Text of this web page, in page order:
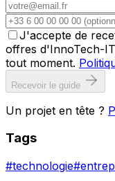
J'accepte de
offres d'InnoTech-
tout moment.
Recevoir le guide
Un projet en tête ?
Tags
#technologie#